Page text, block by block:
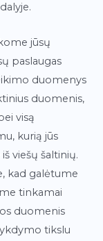
jūsų
paslaugas
duomenys
duomenis,
visą
kurią jūs
viešų šaltinių.
kad galėtume
tinkamai
duomenis
tikslu